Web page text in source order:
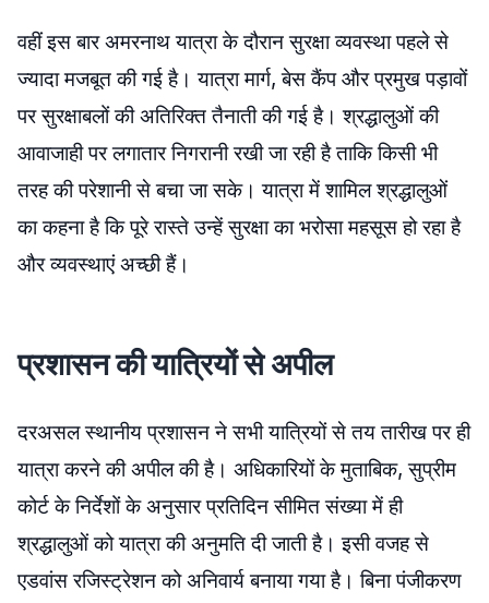
वहीं इस बार अमरनाथ यात्रा के दौरान सुरक्षा व्यवस्था पहले से
ज्यादा मजबूत की गई है। यात्रा मार्ग, बेस कैंप और प्रमुख पड़ावों
पर सुरक्षाबलों की अतिरिक्त तैनाती की गई है। श्रद्धालुओं की
आवाजाही पर लगातार निगरानी रखी जा रही है ताकि किसी भी
तरह की परेशानी से बचा जा सके। यात्रा में शामिल श्रद्धालुओं
का कहना है कि पूरे रास्ते उन्हें सुरक्षा का भरोसा महसूस हो रहा है
और व्यवस्थाएं अच्छी हैं।
प्रशासन की यात्रियों से अपील
दरअसल स्थानीय प्रशासन ने सभी यात्रियों से तय तारीख पर ही
यात्रा करने की अपील की है। अधिकारियों के मुताबिक, सुप्रीम
कोर्ट के निर्देशों के अनुसार प्रतिदिन सीमित संख्या में ही
श्रद्धालुओं को यात्रा की अनुमति दी जाती है। इसी वजह से
एडवांस रजिस्ट्रेशन को अनिवार्य बनाया गया है। बिना पंजीकरण